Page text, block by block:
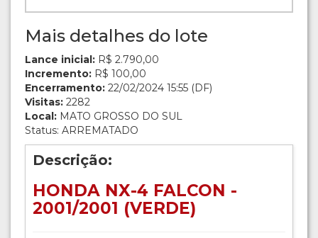
Mais detalhes do lote
Lance inicial: R$ 2.790,00
Incremento: R$ 100,00
Encerramento: 22/02/2024 15:55 (DF)
Visitas: 2282
Local: MATO GROSSO DO SUL
Status: ARREMATADO
Descrição:
HONDA NX-4 FALCON -
2001/2001 (VERDE)